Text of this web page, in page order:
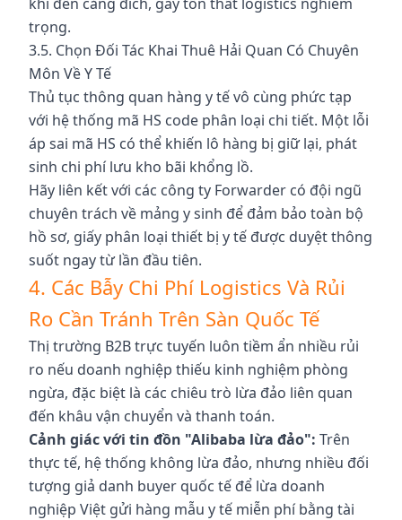
trọng.
3.5. Chọn Đối Tác Khai Thuê Hải Quan Có Chuyên
Môn Về Y Tế
Thủ tục thông quan hàng y tế vô cùng phức tạp
với hệ thống mã HS code phân loại chi tiết. Một lỗi
áp sai mã HS có thể khiến lô hàng bị giữ lại, phát
sinh chi phí lưu kho bãi khổng lồ.
Hãy liên kết với các công ty Forwarder có đội ngũ
chuyên trách về mảng y sinh để đảm bảo toàn bộ
hồ sơ, giấy phân loại thiết bị y tế được duyệt thông
suốt ngay từ lần đầu tiên.
4. Các Bẫy Chi Phí Logistics Và Rủi
Ro Cần Tránh Trên Sàn Quốc Tế
Thị trường B2B trực tuyến luôn tiềm ẩn nhiều rủi
ro nếu doanh nghiệp thiếu kinh nghiệm phòng
ngừa, đặc biệt là các chiêu trò lừa đảo liên quan
đến khâu vận chuyển và thanh toán.
Cảnh giác với tin đồn "Alibaba lừa đảo": Trên
thực tế, hệ thống không lừa đảo, nhưng nhiều đối
tượng giả danh buyer quốc tế để lừa doanh
nghiệp Việt gửi hàng mẫu y tế miễn phí bằng tài